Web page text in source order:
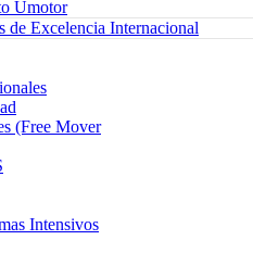
Umotor
de Excelencia Internacional
(Free Mover
Intensivos